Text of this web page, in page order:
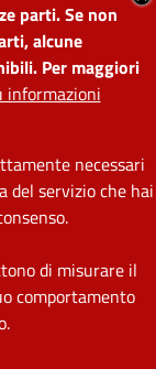
parti. Se non
alcune
Per maggiori
informazioni
necessari
servizio che hai
di misurare il
comportamento